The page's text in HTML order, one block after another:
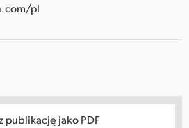
pl
publikację jako PDF